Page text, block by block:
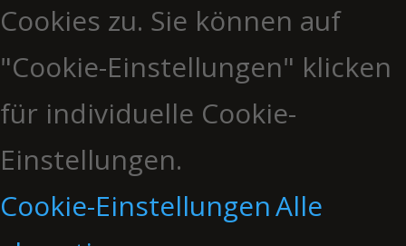
Cookies zu. Sie können auf
"Cookie-Einstellungen" klicken
für individuelle Cookie-
Einstellungen.
Cookie-EinstellungenAlle